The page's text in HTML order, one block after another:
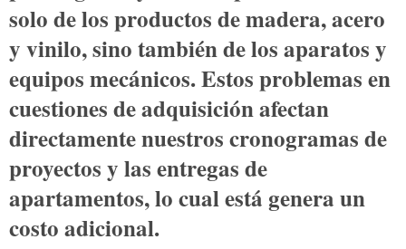
solo de los productos de madera, acero
y vinilo, sino también de los aparatos y
equipos mecánicos. Estos problemas en
cuestiones de adquisición afectan
directamente nuestros cronogramas de
proyectos y las entregas de
apartamentos, lo cual está genera un
costo adicional.